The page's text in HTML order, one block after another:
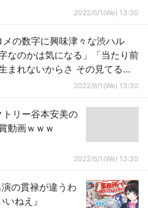
2022/6/1(We) 13:30
の数字に興味津々な渋ハル
なのかは気になる」「当たり前
まれないからさ その見てる層
る層なのか それともこうV界隈
あるんだろうな
2022/6/1(We) 13:30
トリー谷本安美の
動画ｗｗｗ
2022/6/1(We) 13:30
の貫禄が違うわ
ねえ』